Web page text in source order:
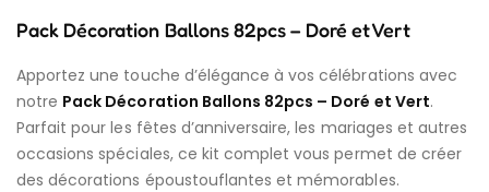
Pack Décoration Ballons 82pcs – Doré et Vert
Apportez une touche d’élégance à vos célébrations avec
notre Pack Décoration Ballons 82pcs – Doré et Vert.
Parfait pour les fêtes d’anniversaire, les mariages et autres
occasions spéciales, ce kit complet vous permet de créer
des décorations époustouflantes et mémorables.